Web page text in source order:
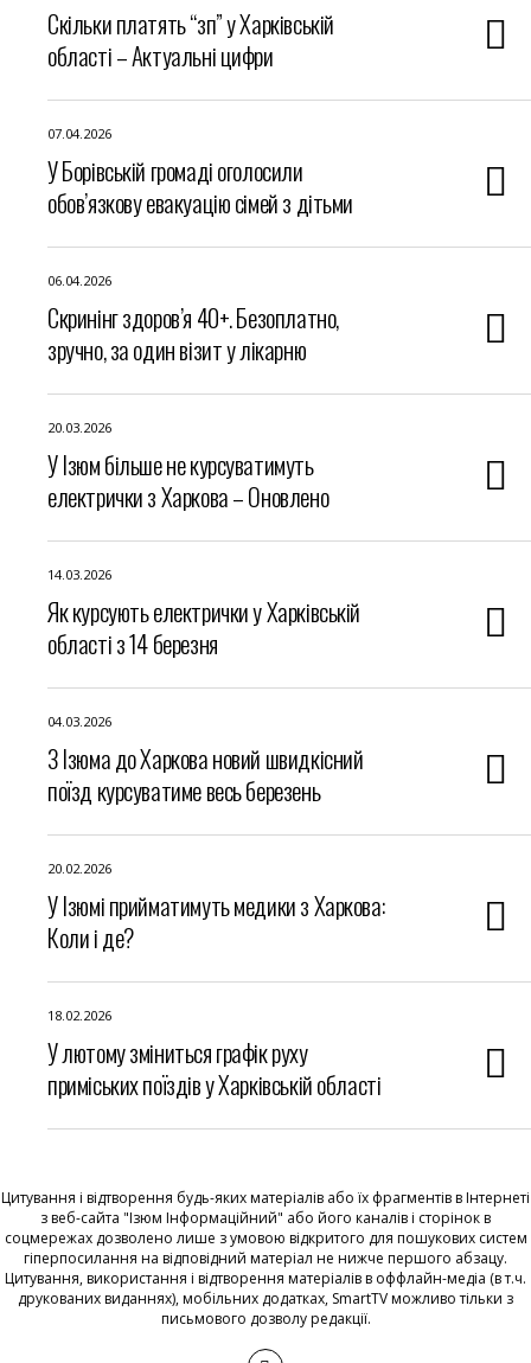
Скільки платять “зп” у Харківській
області – Актуальні цифри
07.04.2026
У Борівській громаді оголосили
обов’язкову евакуацію сімей з дітьми
06.04.2026
Скринінг здоров’я 40+. Безоплатно,
зручно, за один візит у лікарню
20.03.2026
У Ізюм більше не курсуватимуть
електрички з Харкова – Оновлено
14.03.2026
Як курсують електрички у Харківській
області з 14 березня
04.03.2026
З Ізюма до Харкова новий швидкісний
поїзд курсуватиме весь березень
20.02.2026
У Ізюмі прийматимуть медики з Харкова:
Коли і де?
18.02.2026
У лютому зміниться графік руху
приміських поїздів у Харківській області
Цитування і відтворення будь-яких матеріалів або їх фрагментів в Інтернеті
з веб-сайта "Ізюм Інформаційний" або його каналів і сторінок в
соцмережах дозволено лише з умовою відкритого для пошукових систем
гіперпосилання на відповідний матеріал не нижче першого абзацу.
Цитування, використання і відтворення матеріалів в оффлайн-медіа (в т.ч.
друкованих виданнях), мобільних додатках, SmartTV можливо тільки з
письмового дозволу редакції.